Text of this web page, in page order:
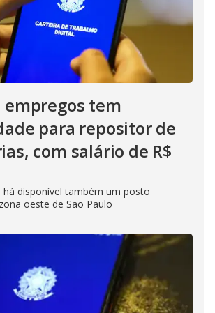
empregos tem
para repositor de
com salário de R$
há disponível também um posto
oeste de São Paulo